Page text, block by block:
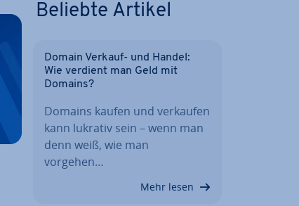
Beliebte Artikel
Domain Verkauf- und Handel:
Wie verdient man Geld mit
Domains?
Domains kaufen und verkaufen
kann lukrativ sein – wenn man
denn weiß, wie man
vorgehen…
Mehr lesen